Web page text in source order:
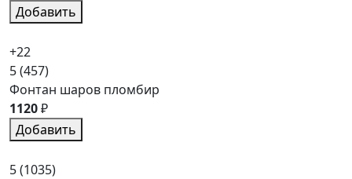
Добавить
+22
5(457)
Фонтан шаров пломбир
1120₽
Добавить
5(1035)